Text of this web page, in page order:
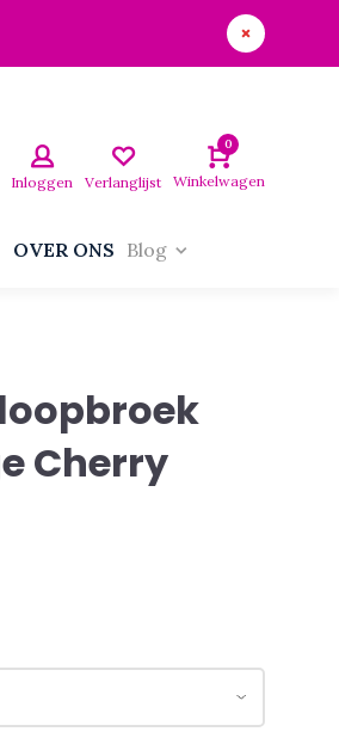
Inloggen Verlanglijst
0
Winkelwagen
OVER ONS Blog
Cherry